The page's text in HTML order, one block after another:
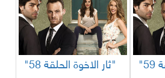
"ثار الاخوة الحلقة 58"